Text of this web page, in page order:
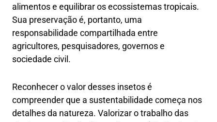
alimentos e equilibrar os ecossistemas tropicais.
Sua preservação é, portanto, uma
responsabilidade compartilhada entre
agricultores, pesquisadores, governos e
sociedade civil.
Reconhecer o valor desses insetos é
compreender que a sustentabilidade começa nos
detalhes da natureza. Valorizar o trabalho das